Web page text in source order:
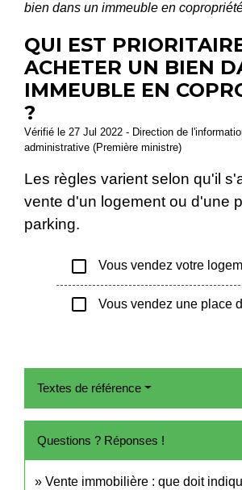
bien dans un immeuble en
QUI EST
ACHETER UN BIEN
IMMEUBLE EN
?
Vérifié le 27 Jul 2022 - Direction de
administrative (Première ministre)
Les règles varient selon qu'il
vente d'un logement ou d'une
parking.
check_box_outline_blank Vous vendez votre
check_box_outline_blank Vous vendez une place
Textes de référence
Questions ? Réponses !
Vente immobilière : que doit